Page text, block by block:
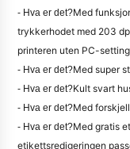
- Hva er det?Med
trykkerhodet med 203
printeren uten PC-
- Hva er det?Med super
- Hva er det?Kult svart
- Hva er det?Med
- Hva er det?Med gratis
etikettsredigeringen